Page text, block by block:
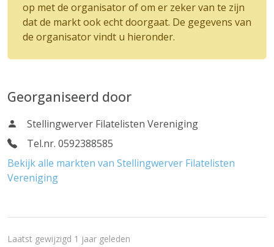
op met de organisator of om er zeker van te zijn
dat de markt ook echt doorgaat. De gegevens van
de organisator vindt u hieronder.
Georganiseerd door
Stellingwerver Filatelisten Vereniging
Tel.nr. 0592388585
Bekijk alle markten van Stellingwerver Filatelisten
Vereniging
Laatst gewijzigd 1 jaar geleden